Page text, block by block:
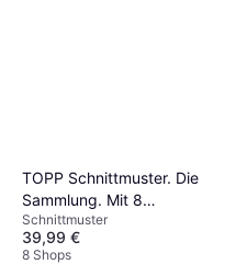
TOPP Schnittmuster. Die
Sammlung. Mit 8
Schnittmusterbogen in
praktischer Tasche
Schnittmuster
39,99 €
8 Shops